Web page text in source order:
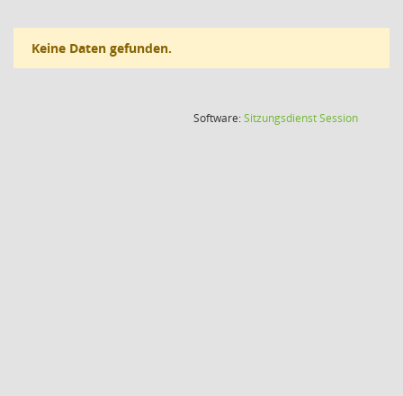
Keine Daten gefunden.
Software:SitzungsdienstSession(Wird in